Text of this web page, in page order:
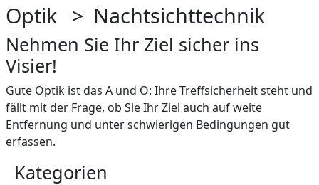
Optik > Nachtsichttechnik
Nehmen Sie Ihr Ziel sicher ins
Visier!
Gute Optik ist das A und O: Ihre Treffsicherheit steht und
fällt mit der Frage, ob Sie Ihr Ziel auch auf weite
Entfernung und unter schwierigen Bedingungen gut
erfassen.
Kategorien